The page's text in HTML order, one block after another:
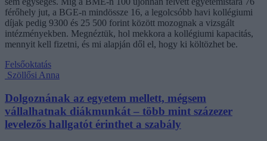
férőhely jut, a BGE-n mindössze 16, a legolcsóbb havi kollégiumi
díjak pedig 9300 és 25 500 forint között mozognak a vizsgált
intézményekben. Megnéztük, hol mekkora a kollégiumi kapacitás,
mennyit kell fizetni, és mi alapján dől el, hogy ki költözhet be.
Felsőoktatás
Szöllősi Anna
Dolgoznának az egyetem mellett, mégsem
vállalhatnak diákmunkát – több mint százezer
levelezős hallgatót érinthet a szabály